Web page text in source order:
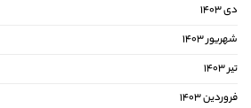
دی ۱۴۰۳
شهریور ۱۴۰۳
تیر ۱۴۰۳
فروردین ۱۴۰۳